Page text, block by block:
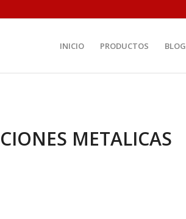
INICIO PRODUCTOS BLOG
METALICAS